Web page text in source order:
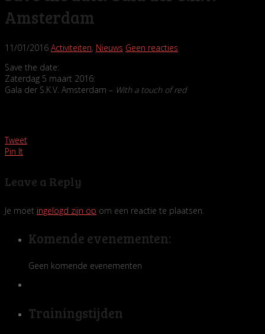
Amsterdam
11/01/2016 Activiteiten, Nieuws Geen reacties
Save the date:
Zaterdag 5 maart 2016:
Gala der S.K.V. Amsterdam – With a touch of red
Tweet
Pin It
Leave a Reply
Je moet ingelogd zijn op om een reactie te plaatsen.
Komende evenementen:
Geen komende evenementen
Trainingstijden